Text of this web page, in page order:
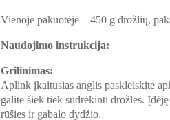
Vienoje pakuotėje – 450 g drožlių,
Naudojimo instrukcija:
Grilinimas:
Aplink įkaitusias anglis paskleiskite
galite šiek tiek sudrėkinti drožles.
rūšies ir gabalo dydžio.